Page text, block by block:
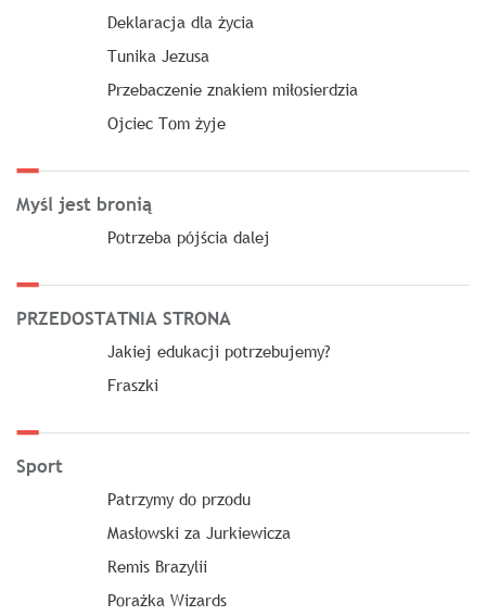
Deklaracja dla życia
Tunika Jezusa
Przebaczenie znakiem miłosierdzia
Ojciec Tom żyje
Myśl jest bronią
Potrzeba pójścia dalej
PRZEDOSTATNIA STRONA
Jakiej edukacji potrzebujemy?
Fraszki
Sport
Patrzymy do przodu
Masłowski za Jurkiewicza
Remis Brazylii
Porażka Wizards